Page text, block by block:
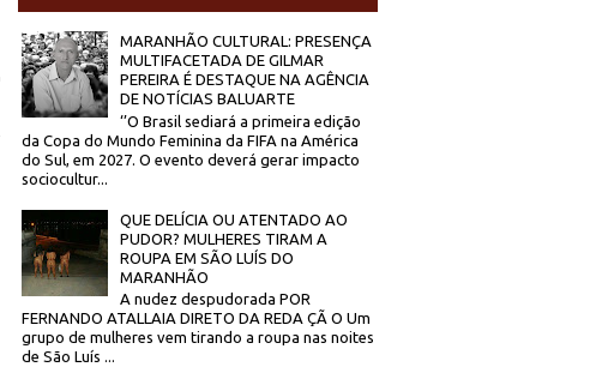
MARANHÃO CULTURAL: PRESENÇA
MULTIFACETADA DE GILMAR
PEREIRA É DESTAQUE NA AGÊNCIA
DE NOTÍCIAS BALUARTE
‘’O Brasil sediará a primeira edição
da Copa do Mundo Feminina da FIFA na América
do Sul, em 2027. O evento deverá gerar impacto
sociocultur...
QUE DELÍCIA OU ATENTADO AO
PUDOR? MULHERES TIRAM A
ROUPA EM SÃO LUÍS DO
MARANHÃO
A nudez despudorada POR
FERNANDO ATALLAIA DIRETO DA REDA ÇÃ O Um
grupo de mulheres vem tirando a roupa nas noites
de São Luís ...